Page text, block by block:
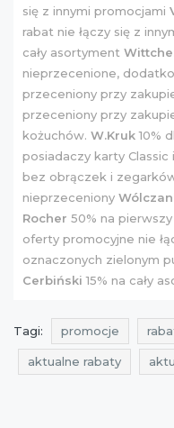
się z innymi promocjami
rabat nie łączy się z
cały asortyment
nieprzecenione,
przeceniony przy
przeceniony przy
kożuchów. W.Kruk10%
posiadaczy karty Classic
bez obrączek i
nieprzeceniony
Rocher 50% na
oferty promocyjne nie
oznaczonych zielonym
Cerbiński 15% na cały
Tagi: promocje
aktualne rabaty